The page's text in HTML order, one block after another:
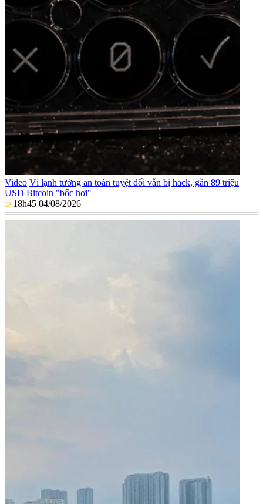
Video Ví lạnh tưởng an toàn tuyệt đối vẫn bị hack, gần 89 triệu
USD Bitcoin "bốc hơi"
18h45 04/08/2026